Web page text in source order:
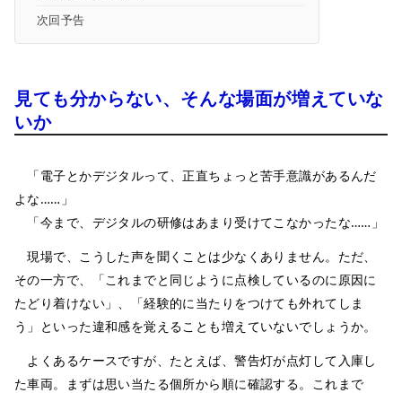
次回予告
見ても分からない、そんな場面が増えていな
いか
「電子とかデジタルって、正直ちょっと苦手意識があるんだ
よな……」
「今まで、デジタルの研修はあまり受けてこなかったな……」
現場で、こうした声を聞くことは少なくありません。ただ、
その一方で、「これまでと同じように点検しているのに原因に
たどり着けない」、「経験的に当たりをつけても外れてしま
う」といった違和感を覚えることも増えていないでしょうか。
よくあるケースですが、たとえば、警告灯が点灯して入庫し
た車両。まずは思い当たる個所から順に確認する。これまで